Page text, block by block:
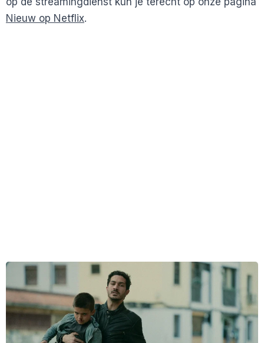
Nieuw op Netflix.